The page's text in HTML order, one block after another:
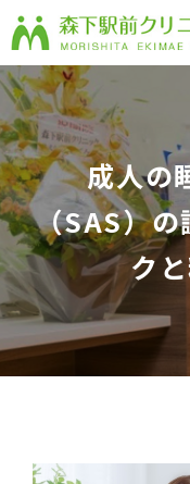
成人の
（SAS）
ク